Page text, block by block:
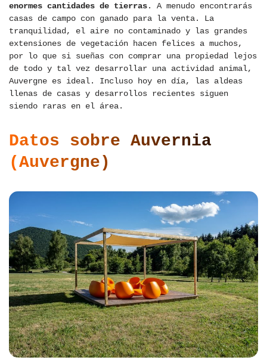
enormes cantidades de tierras. A menudo encontrarás
casas de campo con ganado para la venta. La
tranquilidad, el aire no contaminado y las grandes
extensiones de vegetación hacen felices a muchos,
por lo que si sueñas con comprar una propiedad lejos
de todo y tal vez desarrollar una actividad animal,
Auvergne es ideal. Incluso hoy en día, las aldeas
llenas de casas y desarrollos recientes siguen
siendo raras en el área.
Datos sobre Auvernia
(Auvergne)